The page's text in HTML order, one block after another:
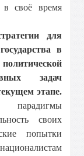
в своё время
для
в
задач
этапе.
парадигмы
своих
попытки